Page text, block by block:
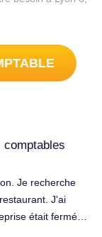
comptables
Je recherche
J'ai
était fermée.